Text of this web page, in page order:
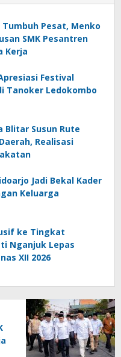
Pesat, Menko
SMK Pesantren
Kerja
Festival
Tanoker Ledokombo
Blitar Susun Rute
Realisasi
Jadi Bekal Kader
Keluarga
ke Tingkat
Nganjuk Lepas
XII 2026